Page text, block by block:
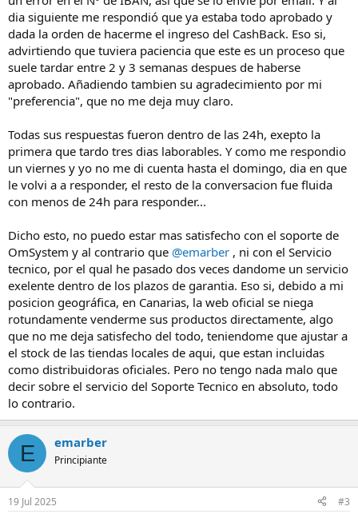
dia siguiente me respondió que ya estaba todo aprobado y
dada la orden de hacerme el ingreso del CashBack. Eso si,
advirtiendo que tuviera paciencia que este es un proceso que
suele tardar entre 2 y 3 semanas despues de haberse
aprobado. Añadiendo tambien su agradecimiento por mi
"preferencia", que no me deja muy claro.
Todas sus respuestas fueron dentro de las 24h, exepto la
primera que tardo tres dias laborables. Y como me respondio
un viernes y yo no me di cuenta hasta el domingo, dia en que
le volvi a a responder, el resto de la conversacion fue fluida
con menos de 24h para responder...
Dicho esto, no puedo estar mas satisfecho con el soporte de
OmSystem y al contrario que @emarber , ni con el Servicio
tecnico, por el qual he pasado dos veces dandome un servicio
exelente dentro de los plazos de garantia. Eso si, debido a mi
posicion geográfica, en Canarias, la web oficial se niega
rotundamente venderme sus productos directamente, algo
que no me deja satisfecho del todo, teniendome que ajustar a
el stock de las tiendas locales de aqui, que estan incluidas
como distribuidoras oficiales. Pero no tengo nada malo que
decir sobre el servicio del Soporte Tecnico en absoluto, todo
lo contrario.
E emarber
Principiante
19 Jul 2025 #3